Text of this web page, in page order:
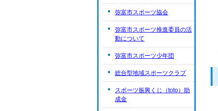
弥富市スポーツ協会
弥富市スポーツ推進委員の活
動について
弥富市スポーツ少年団
総合型地域スポーツクラブ
スポーツ振興くじ（toto）助
成金